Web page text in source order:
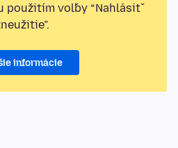
použitím voľby “Nahlásiť
informácie